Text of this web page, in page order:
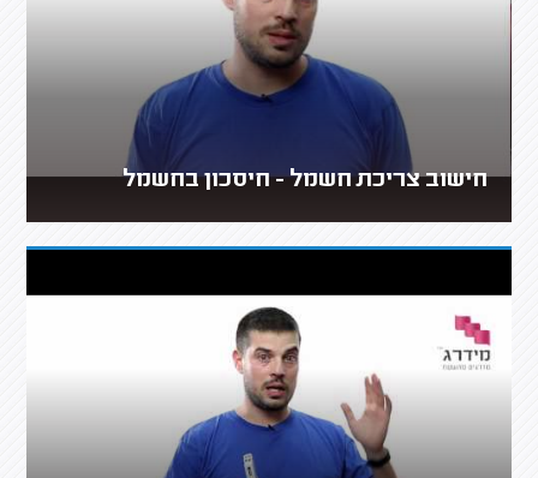
חישוב צריכת חשמל - חיסכון בחשמל